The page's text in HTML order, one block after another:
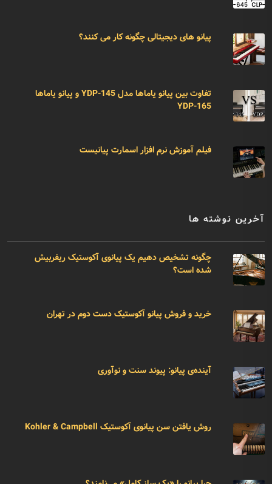
پیانو های دیجیتالی چگونه کار می کنند؟
تفاوت بین پیانو یاماها مدل YDP-145 و پیانو یاماها
YDP-165
فیلم آموزش نرم افزار اسمارت پیانیست
آخرین نوشته ها
چگونه تشخیص دهیم یک پیانوی آکوستیک ریفربیش
شده است؟
خرید و فروش پیانو آکوستیک دست دوم در تهران
آینده‌ی پیانو: پیوند سنت و نوآوری
روش یافتن سن پیانوی آکوستیک Kohler & Campbell